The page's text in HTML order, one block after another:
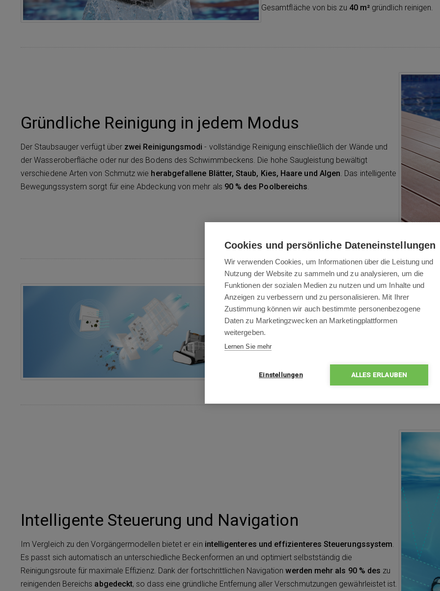
Gesamtfläche von bis zu 40 m² gründlich reinigen.
Gründliche Reinigung in jedem Modus
Der Staubsauger verfügt über zwei Reinigungsmodi - vollständige Reinigung einschließlich der Wände und
der Wasseroberfläche oder nur des Bodens des Schwimmbeckens. Die hohe Saugleistung bewältigt
verschiedene Arten von Schmutz wie herabgefallene Blätter, Staub, Kies, Haare und Algen. Das intelligente
Bewegungssystem sorgt für eine Abdeckung von mehr als 90 % des Poolbereichs.
Fortschrittliches
Die einzigartigeDoppelfiltrationsorgt für eine
fängt größere
von
selbst feinste Partikel zuverlässig
sich den unterschiedlichen Beckenformen an.
Intelligente Steuerung und Navigation
Im Vergleich zu den Vorgängermodellen bietet er ein intelligenteres und effizienteres Steuerungssystem.
Es passt sich automatisch an unterschiedliche Beckenformen an und optimiert selbstständig die
Reinigungsroute für maximale Effizienz. Dank der fortschrittlichen Navigationwerden mehr als 90 % des zu
reinigenden Bereichs abgedeckt, so dass eine gründliche Entfernung aller Verschmutzungen gewährleistet ist.
Cookies und persönliche Dateneinstellungen
Wir verwenden Cookies, um Informationen über die Leistung und
Nutzung der Website zu sammeln und zu analysieren, um die
Funktionen der sozialen Medien zu nutzen und um Inhalte und
Anzeigen zu verbessern und zu personalisieren. Mit Ihrer
Zustimmung können wir auch bestimmte personenbezogene
Daten zu Marketingzwecken an Marketingplattformen
weitergeben.
Lernen Sie mehr
Einstellungen ALLES ERLAUBEN